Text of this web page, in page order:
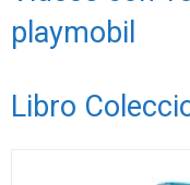
playmobil
Libro